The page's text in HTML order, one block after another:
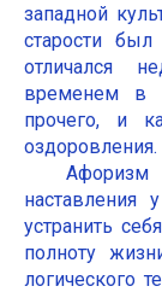
западной
старости
отличался
временем в
прочего, и
оздоровления.
наставления
устранить
полноту
логического